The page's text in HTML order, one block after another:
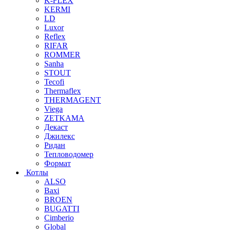
KERMI
LD
Luxor
Reflex
RIFAR
ROMMER
Sanha
STOUT
Tecofi
Thermaflex
THERMAGENT
Viega
ZETKAMA
Декаст
Джилекс
Ридан
Тепловодомер
Формат
Котлы
ALSO
Baxi
BROEN
BUGATTI
Cimberio
Global